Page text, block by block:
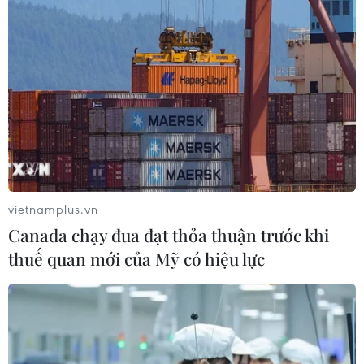
mắc bệnh hiểm nghèo không lỡ cơ
hội học tập và điều trị
Xem thêm
CƠ QUAN CHỦ QUẢN: THÔNG TẤN XÃ VIỆT NAM
Tổng Biên tập: TRẦN TIẾN DUẨN
Phó Tổng Biên tập: NGUYỄN THỊ TÁM, KHÚC THANH
THỦY
vietnamplus.vn
Canada chạy đua đạt thỏa thuận trước khi
thuế quan mới của Mỹ có hiệu lực